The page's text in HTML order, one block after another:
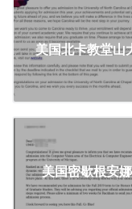
美国北卡教堂山
美国密歇根安